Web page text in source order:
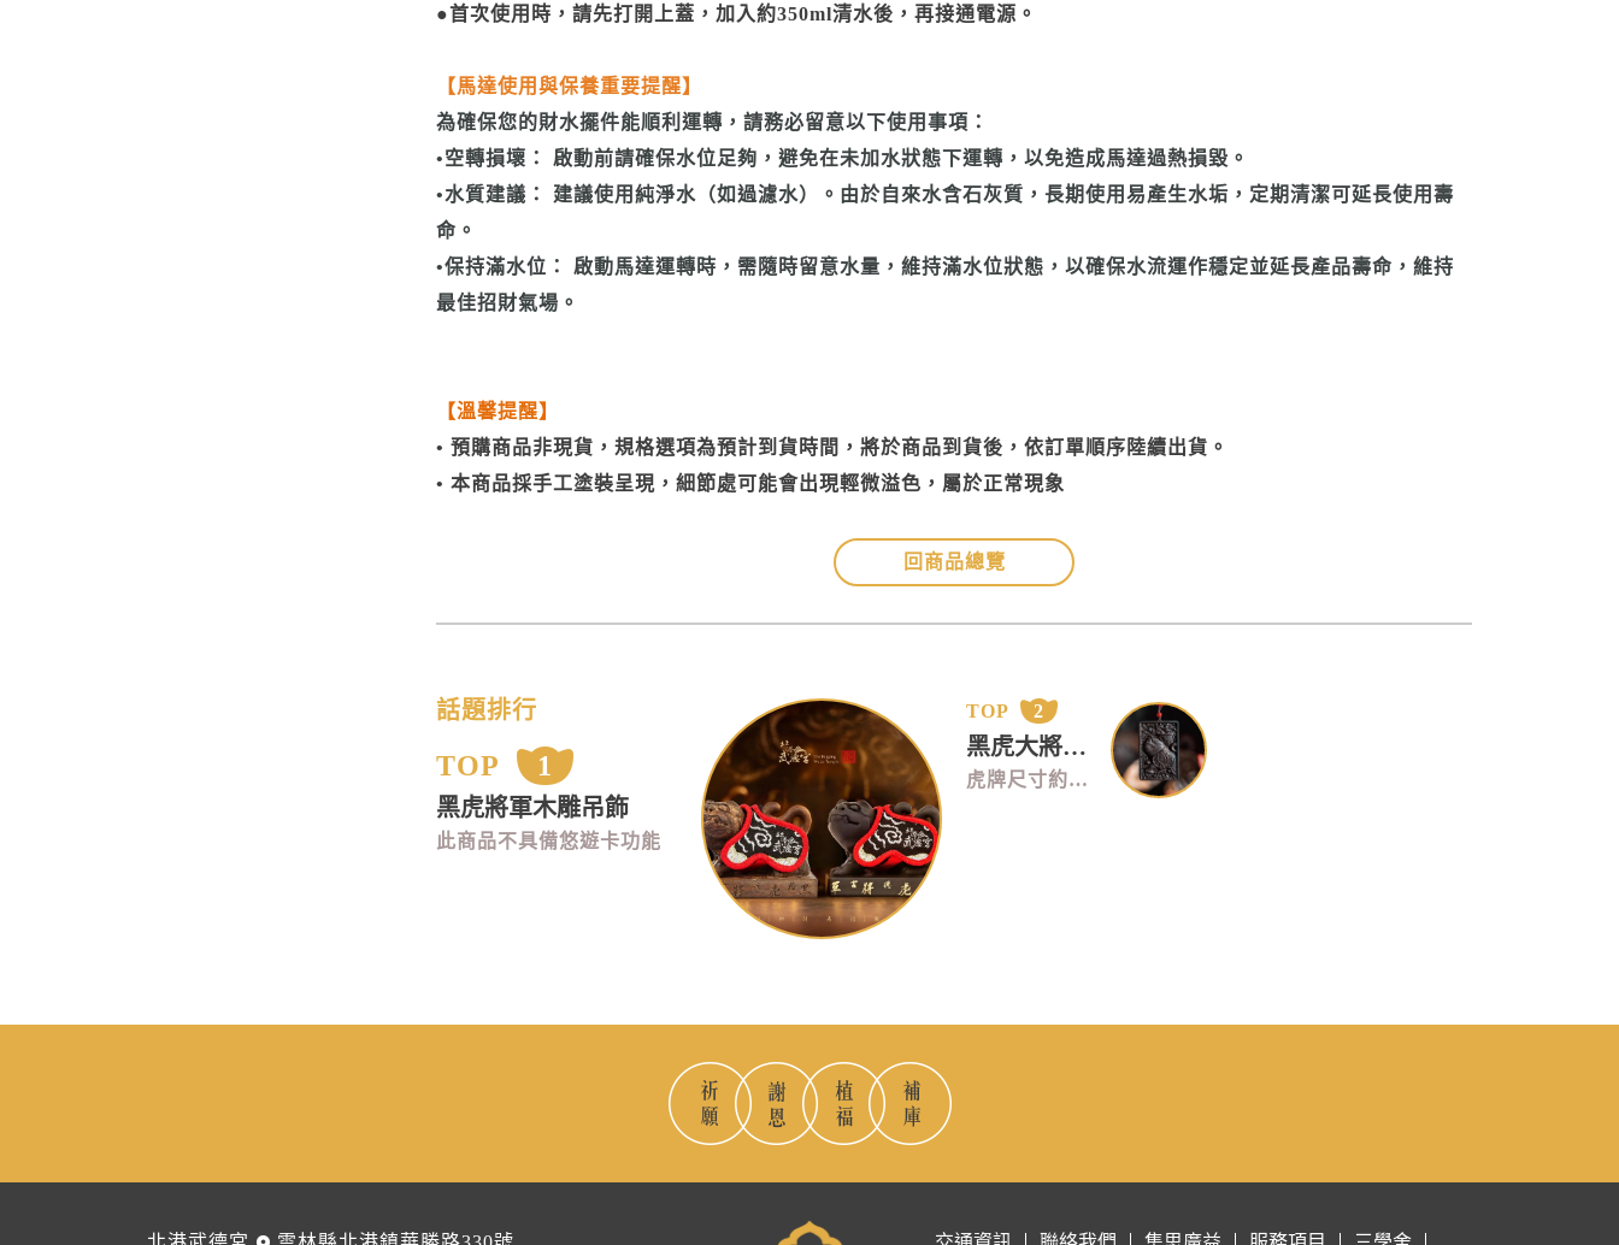
●首次使用時，請先打開上蓋，加入約350ml清水後，再接通電源。
【馬達使用與保養重要提醒】
為確保您的財水擺件能順利運轉，請務必留意以下使用事項：
•空轉損壞： 啟動前請確保水位足夠，避免在未加水狀態下運轉，以免造成馬達過熱損毀。
•水質建議： 建議使用純淨水（如過濾水）。由於自來水含石灰質，長期使用易產生水垢，定期清潔可延長使用壽
命。
•保持滿水位： 啟動馬達運轉時，需隨時留意水量，維持滿水位狀態，以確保水流運作穩定並延長產品壽命，維持
最佳招財氣場。
【溫馨提醒】
• 預購商品非現貨，規格選項為預計到貨時間，將於商品到貨後，依訂單順序陸續出貨。
• 本商品採手工塗裝呈現，細節處可能會出現輕微溢色，屬於正常現象
回商品總覽
話題排行
TOP 1
黑虎將軍木雕吊飾
此商品不具備悠遊卡功能
TOP 2
黑虎大將軍虎牌
虎牌尺寸約寬5*高7.5*厚1cm